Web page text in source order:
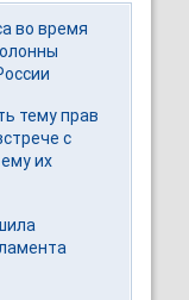
во время
тему прав
с
их